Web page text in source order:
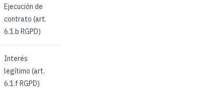
Ejecución de
contrato (art.
6.1.b RGPD)
Interés
legítimo (art.
6.1.f RGPD)